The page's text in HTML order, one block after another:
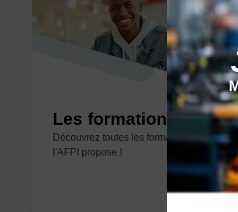
Les formations
Découvrez toutes les formations tertiaires
l'AFPI propose !